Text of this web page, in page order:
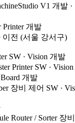
V1 개발 ·
Printer 개발
이전 (서울 강서구)
SW · Vision 개발
Printer SW ·
개발
장비 제어 SW ·
Router / Sorter 장